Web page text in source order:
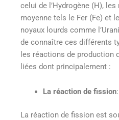
celui de l’Hydrogène (H),
moyenne tels le Fer (Fe) et
noyaux lourds comme
de connaître ces différents
les réactions de production
liées dont principalement :
La réaction de fission:
La réaction de fission est